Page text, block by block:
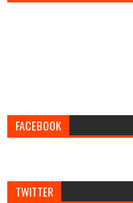
FACEBOOK
TWITTER